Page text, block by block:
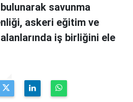
savunma
askeri eğitim ve
iş birliğini ele